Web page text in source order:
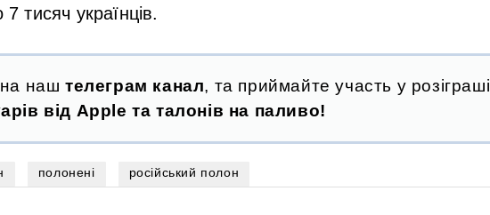
тисяч українців.
на наш телеграм канал, та приймайте участь у розіграші
від Apple та талонів на паливо!
полонені російський полон